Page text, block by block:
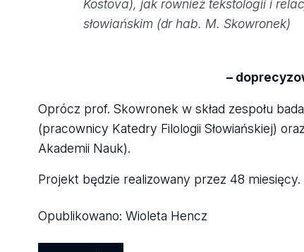
Kostova), jak również tekstologii i
słowiańskim (dr hab. M. Skowronek)
–
Oprócz prof. Skowronek w skład zespołu
(pracownicy Katedry Filologii Słowiańskiej)
Akademii Nauk).
Projekt będzie realizowany przez 48 miesięcy.
Opublikowano: Wioleta Hencz